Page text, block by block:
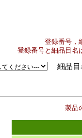
登録番号，
登録番号と細品目名
細品目
製品